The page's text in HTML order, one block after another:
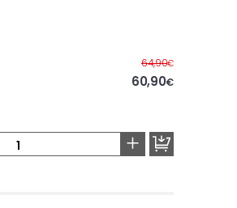
64,90€Before
60,90€
+